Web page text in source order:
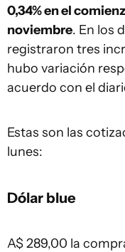
0,34% en el
noviembre. En los
registraron tres
hubo variación
acuerdo con el
Estas son las
lunes:
Dólar blue
A$ 289,00 la